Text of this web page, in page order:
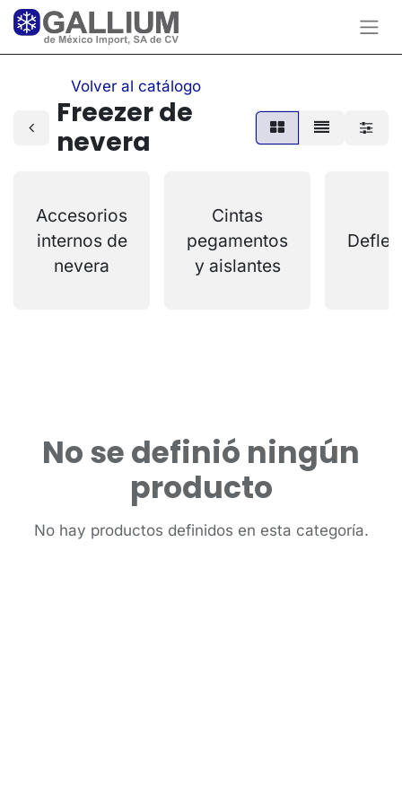
Volver al catálogo
Freezer de
nevera
Accesorios
internos de
nevera
Cintas
pegamentos
y aislantes
No se definió ningún
producto
No hay productos definidos en esta categoría.